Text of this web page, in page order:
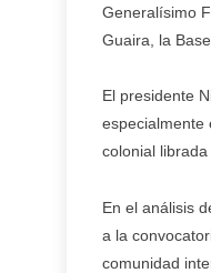
Generalísimo
Guaira, la
El presidente
especialmente
colonial
En el análisis
a la
comunidad